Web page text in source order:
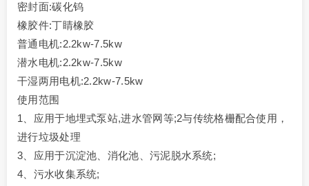
密封面:碳化钨
橡胶件:丁睛橡胶
普通电机:2.2kw-7.5kw
潜水电机:2.2kw-7.5kw
干湿两用电机:2.2kw-7.5kw
使用范围
1、应用于地埋式泵站,进水管网等;2与传统格栅配合使用，
进行垃圾处理
3、应用于沉淀池、消化池、污泥脱水系统;
4、污水收集系统;